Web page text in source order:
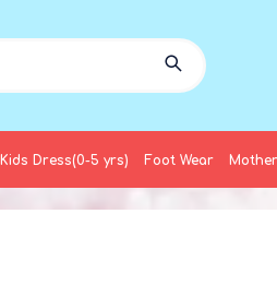
Kids Dress(0-5 yrs) Foot Wear